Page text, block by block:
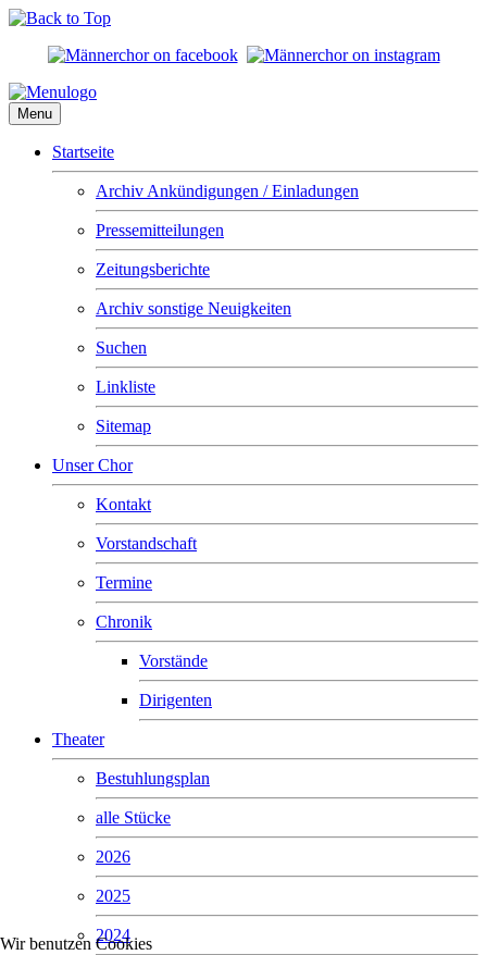
Menu
Startseite
Archiv Ankündigungen / Einladungen
Pressemitteilungen
Zeitungsberichte
Archiv sonstige Neuigkeiten
Suchen
Linkliste
Sitemap
Unser Chor
Kontakt
Vorstandschaft
Termine
Chronik
Vorstände
Dirigenten
Theater
Bestuhlungsplan
alle Stücke
2026
2025
2024
Wir benutzen Cookies